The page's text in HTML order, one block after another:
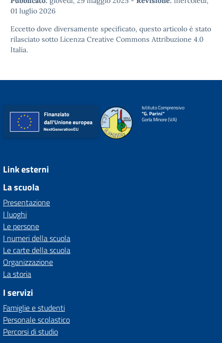
01 luglio 2026
Eccetto dove diversamente specificato, questo articolo è stato
rilasciato sotto Licenza Creative Commons Attribuzione 4.0
Italia.
Istituto Comprensivo
"G. Parini"
Gorla Minore (VA)
Link esterni
La scuola
Presentazione
I luoghi
Le persone
I numeri della scuola
Le carte della scuola
Organizzazione
La storia
I servizi
Famiglie e studenti
Personale scolastico
Percorsi di studio